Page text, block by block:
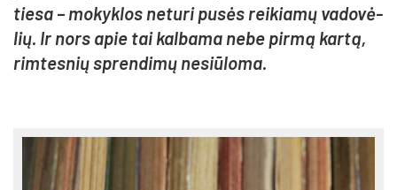
tie­sa – mo­kyk­los ne­tu­ri pu­sės rei­kia­mų va­do­vė­
lių. Ir nors apie tai kal­ba­ma ne­be pir­mą kar­tą,
rim­tes­nių spren­di­mų ne­siū­lo­ma.